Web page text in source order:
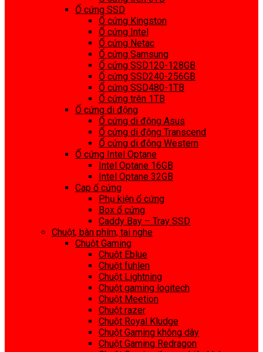
Ổ cứng SSD
Ổ cứng Kingston
Ổ cứng Intel
Ổ cứng Netac
Ổ cứng Samsung
Ổ cứng SSD120-128GB
Ổ cứng SSD240-256GB
Ổ cứng SSD480-1TB
Ổ cứng trên 1TB
Ổ cứng di động
Ổ cứng di động Asus
Ổ cứng di động Transcend
Ổ cứng di động Western
Ổ cứng Intel Optane
Intel Optane 16GB
Intel Optane 32GB
Cap ổ cứng
Phụ kiện ổ cứng
Box ổ cứng
Caddy Bay – Tray SSD
Chuột, bàn phím, tai nghe
Chuột Gaming
Chuột Eblue
Chuột fuhlen
Chuột Lightning
Chuột gaming logitech
Chuột Meetion
Chuột razer
Chuột Royal Kludge
Chuột Gaming không dây
Chuột Gaming Redragon